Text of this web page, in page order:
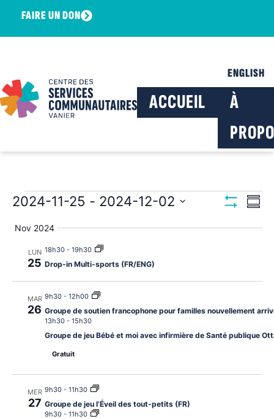
FAIRE UN DON
ENGLISH
ACCUEIL
À
parde
2024-11-25 - 2024-12-02
la
date
Nov 2024
LUN
25
18h30- 19h30
Drop-in Multi-sports (FR/ENG)
MAR
26
9h30- 12h00
Groupe de soutien francophone pour familles nouvellement
13h30- 15h30
Groupe de jeu Bébé et moi avec infirmière de Santé publique
Gratuit
MER
27
9h30- 11h30
Groupe de jeu l’Éveil des tout-petits (FR)
9h30- 11h30